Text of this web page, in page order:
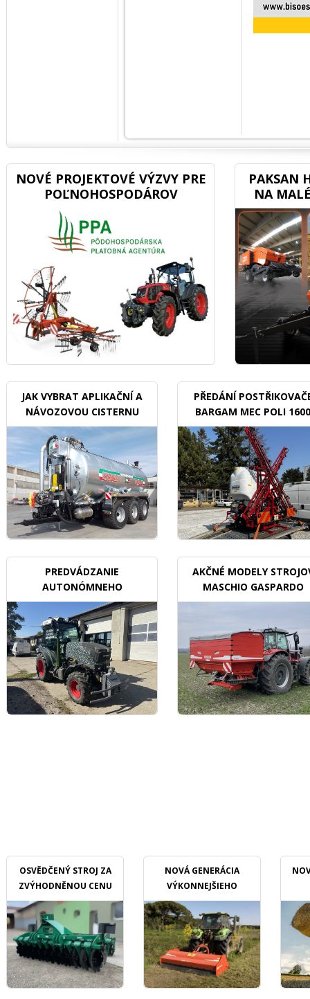
NOVÉ PROJEKTOVÉ VÝZVY PRE
POĽNOHOSPODÁROV
PAKSAN
NA
JAK VYBRAT APLIKAČNÍ A
NÁVOZOVOU CISTERNU
PŘEDÁNÍ
BARGAM MEC POLI 1600
BDX
PREDVÁDZANIE
AUTONÓMNEHO
TRAKTORU V SADOCH
AKČNÉ MODELY
MASCHIO GASPARDO
OSVĚDČENÝ STROJ ZA
ZVÝHODNĚNOU CENU
NOVÁ GENERÁCIA
VÝKONNEJŠIEHO
MULČOVAČU